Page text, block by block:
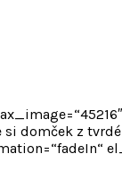
domček z